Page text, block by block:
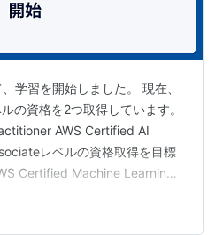
学習を開始しました。 現在、
の資格を2つ取得しています。
AWS Certified AI
レベルの資格取得を目標
Certified Machine Learning
Engineer – Associate